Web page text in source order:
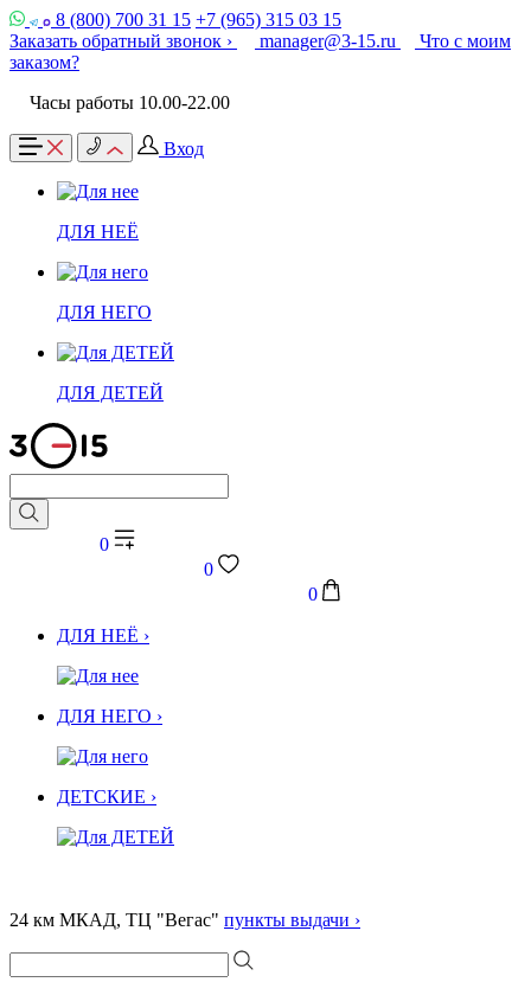
8 (800) 700 31 15 +7 (965) 315 03 15
Заказать обратный звонок ›
manager@3-15.ru
Что с моим
заказом?
Часы работы 10.00-22.00
Вход
ДЛЯ НЕЁ
ДЛЯ НЕГО
ДЛЯ ДЕТЕЙ
0
0
0
ДЛЯ НЕЁ ›
ДЛЯ НЕГО ›
ДЕТСКИЕ ›
24 км МКАД, ТЦ "Вегас" пункты выдачи ›